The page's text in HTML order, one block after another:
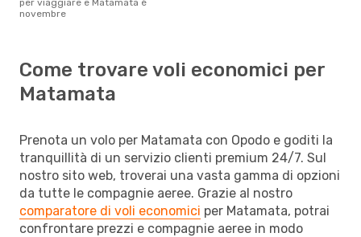
per viaggiare e Matamata è
novembre
Come trovare voli economici per
Matamata
Prenota un volo per Matamata con Opodo e goditi la
tranquillità di un servizio clienti premium 24/7. Sul
nostro sito web, troverai una vasta gamma di opzioni
da tutte le compagnie aeree. Grazie al nostro
comparatore di voli economici per Matamata, potrai
confrontare prezzi e compagnie aeree in modo